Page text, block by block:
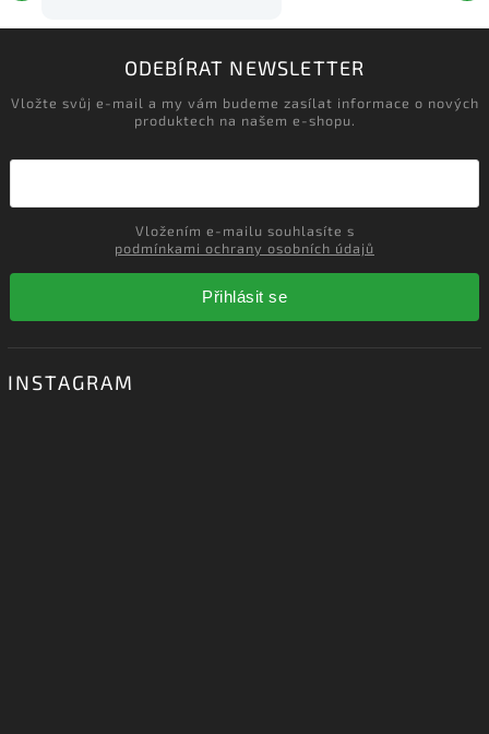
ODEBÍRAT NEWSLETTER
Vložte svůj e-mail a my vám budeme zasílat informace o nových
produktech na našem e-shopu.
podmínkami ochrany osobních údajů
Přihlásit se
INSTAGRAM